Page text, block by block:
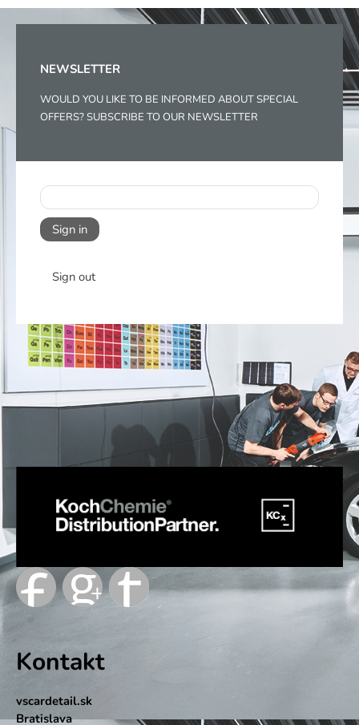
NEWSLETTER
WOULD YOU LIKE TO BE INFORMED ABOUT SPECIAL
OFFERS? SUBSCRIBE TO OUR NEWSLETTER
Sign in
Sign out
Kontakt
vscardetail.sk
Bratislava